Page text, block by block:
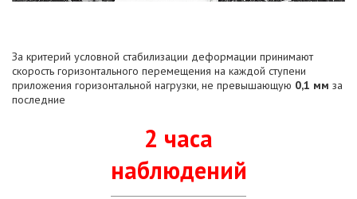
За критерий условной стабилизации деформации принимают
скорость горизонтального перемещения на каждой ступени
приложения горизонтальной нагрузки, не превышающую 0,1 мм за
последние
2 часа
наблюдений